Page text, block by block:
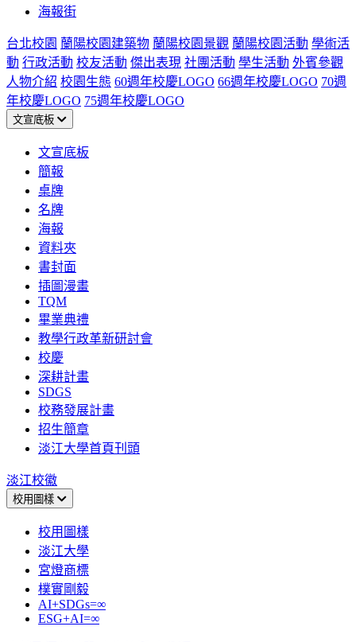
海報街
台北校園 蘭陽校園建築物 蘭陽校園景觀 蘭陽校園活動 學術活
動 行政活動 校友活動 傑出表現 社團活動 學生活動 外賓參觀
人物介紹 校園生態 60週年校慶LOGO 66週年校慶LOGO 70週
年校慶LOGO 75週年校慶LOGO
文宣底板
文宣底板
簡報
桌牌
名牌
海報
資料夾
書封面
插圖漫畫
TQM
畢業典禮
教學行政革新研討會
校慶
深耕計畫
SDGS
校務發展計畫
招生簡章
淡江大學首頁刊頭
淡江校徽
校用圖樣
校用圖樣
淡江大學
宮燈商標
樸實剛毅
AI+SDGs=∞
ESG+AI=∞